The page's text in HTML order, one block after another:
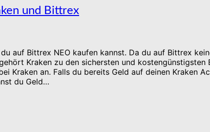
und Bittrex
auf Bittrex NEO kaufen kannst. Da du auf Bittrex
Kraken zu den sichersten und
Kraken an. Falls du bereits Geld auf deinen Kraken
du Geld…